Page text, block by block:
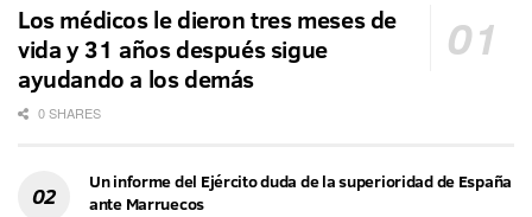
Los médicos le dieron tres meses de
vida y 31 años después sigue
ayudando a los demás
0 SHARES
Un informe del Ejército duda de la superioridad de España
ante Marruecos